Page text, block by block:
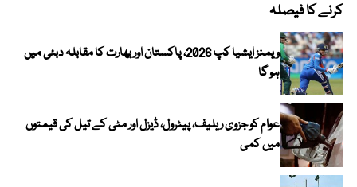
کرنے کا فیصلہ
ویمنز ایشیا کپ 2026، پاکستان اور بھارت کا مقابلہ دبئی میں
ہو گا
عوام کو جزوی ریلیف، پیٹرول، ڈیزل اور مٹی کے تیل کی قیمتوں
میں کمی